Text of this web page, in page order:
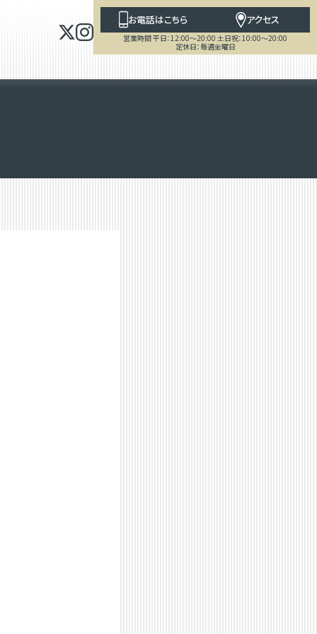
お電話はこちら アクセス
営業時間 平日：12:00～20:00 土日祝：10:00～20:00
定休日：毎週金曜日